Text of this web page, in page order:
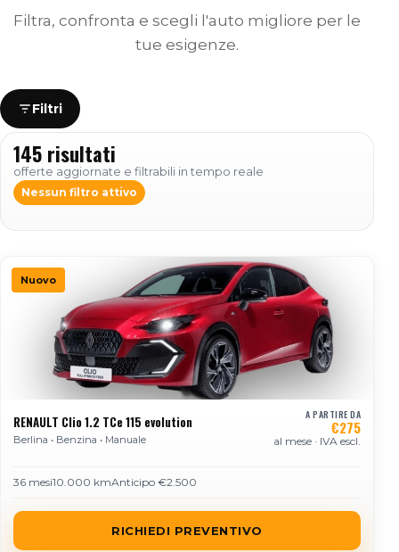
Filtra, confronta e scegli l'auto migliore per le
tue esigenze.
Filtri
145 risultati
offerte aggiornate e filtrabili in tempo reale
Nessun filtro attivo
Nuovo
RENAULT Clio 1.2 TCe 115 evolution
Berlina • Benzina • Manuale
A PARTIRE DA
€275
al mese · IVA escl.
36 mesi10.000 kmAnticipo €2.500
RICHIEDI PREVENTIVO